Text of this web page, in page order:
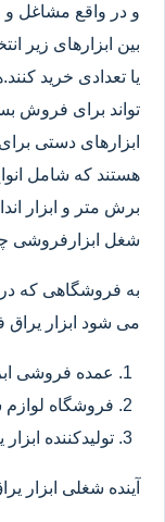
و در واقع مشاغل و
بین ابزارهای زیر
یا تعدادی خرید
تواند برای فروش
ابزارهای دستی
هستند که شامل
برش متر و ابزار
شغل ابزارفروشی
به فروشگاهی که در
می شود ابزار یراق
عمده فروشی
فروشگاه لوازم
تولیدکننده ابزار
آینده شغلی ابزار